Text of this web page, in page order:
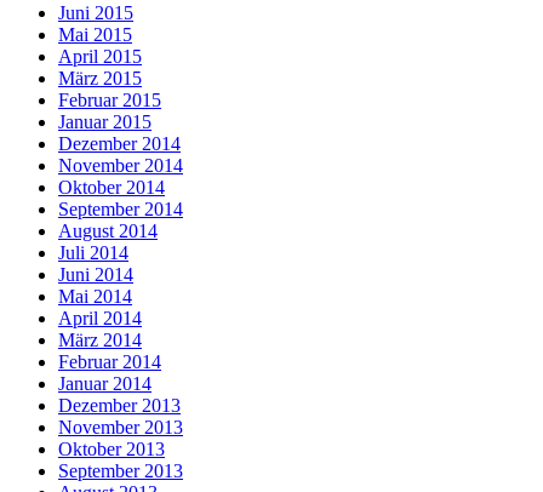
Juni 2015
Mai 2015
April 2015
März 2015
Februar 2015
Januar 2015
Dezember 2014
November 2014
Oktober 2014
September 2014
August 2014
Juli 2014
Juni 2014
Mai 2014
April 2014
März 2014
Februar 2014
Januar 2014
Dezember 2013
November 2013
Oktober 2013
September 2013